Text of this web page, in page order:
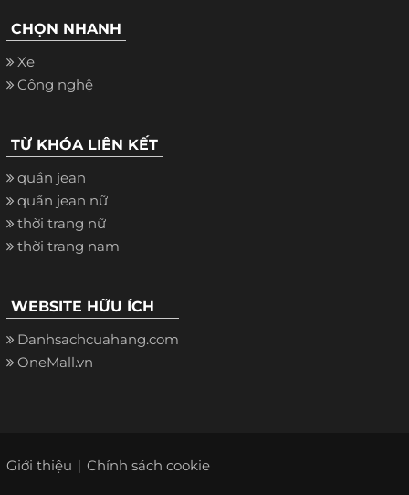
CHỌN NHANH
Xe
Công nghệ
TỪ KHÓA LIÊN KẾT
quần jean
quần jean nữ
thời trang nữ
thời trang nam
WEBSITE HỮU ÍCH
Danhsachcuahang.com
OneMall.vn
Giới thiệu Chính sách cookie